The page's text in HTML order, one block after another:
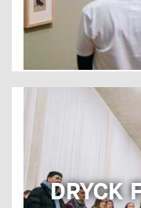
DRYCK